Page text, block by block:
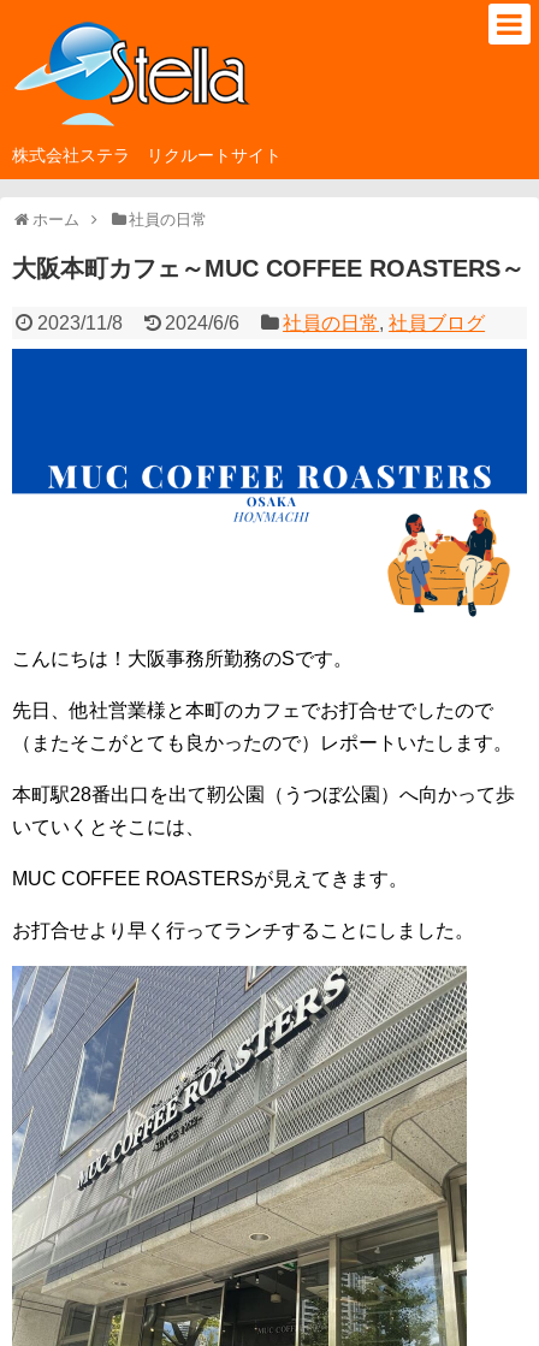
株式会社ステラ リクルートサイト
ホーム 社員の日常
大阪本町カフェ～MUC COFFEE ROASTERS～
2023/11/8 2024/6/6 社員の日常,社員ブログ
こんにちは！大阪事務所勤務のSです。
先日、他社営業様と本町のカフェでお打合せでしたので
（またそこがとても良かったので）レポートいたします。
本町駅28番出口を出て靭公園（うつぼ公園）へ向かって歩
いていくとそこには、
MUC COFFEE ROASTERSが見えてきます。
お打合せより早く行ってランチすることにしました。